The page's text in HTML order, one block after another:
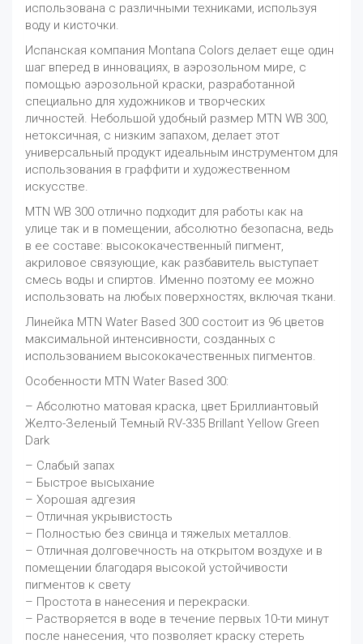
использована с различными техниками, используя
воду и кисточки.
Испанская компания Montana Colors делает еще один
шаг вперед в инновациях, в аэрозольном мире, с
помощью аэрозольной краски, разработанной
специально для художников и творческих
личностей. Небольшой удобный размер MTN WB 300,
нетоксичная, с низким запахом, делает этот
универсальный продукт идеальным инструментом для
использования в граффити и художественном
искусстве.
MTN WB 300 отлично подходит для работы как на
улице так и в помещении, абсолютно безопасна, ведь
в ее составе: высококачественный пигмент,
акриловое связующие, как разбавитель выступает
смесь воды и спиртов. Именно поэтому ее можно
использовать на любых поверхностях, включая ткани.
Линейка MTN Water Based 300 состоит из 96 цветов
максимальной интенсивности, созданных с
использованием высококачественных пигментов.
Особенности MTN Water Based 300:
– Абсолютно матовая краска, цвет Бриллиантовый
Желто-Зеленый Темный RV-335 Brillant Yellow Green
Dark
– Слабый запах
– Быстрое высыхание
– Хорошая адгезия
– Отличная укрывистость
– Полностью без свинца и тяжелых металлов.
– Отличная долговечность на открытом воздухе и в
помещении благодаря высокой устойчивости
пигментов к свету
– Простота в нанесения и перекраски.
– Растворяется в воде в течение первых 10-ти минут
после нанесения, что позволяет краску стереть